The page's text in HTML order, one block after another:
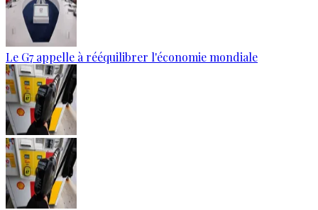
Le G7 appelle à rééquilibrer l'économie mondiale